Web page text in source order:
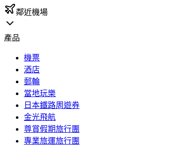
鄰近機場
產品
機票
酒店
郵輪
當地玩樂
日本鐵路周遊券
金光飛航
尊賞假期旅行團
專業旅運旅行團